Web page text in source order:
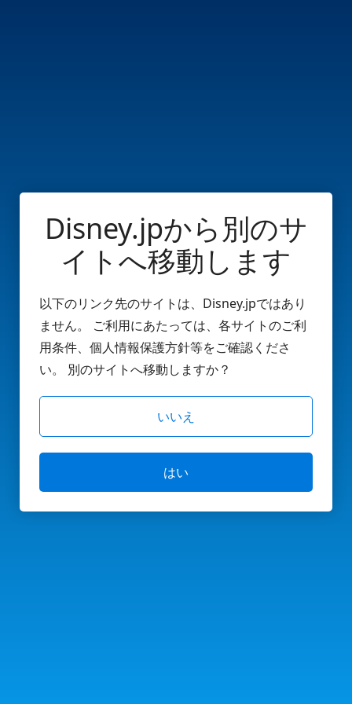
Disney.jpから別のサ
イトへ移動します
以下のリンク先のサイトは、Disney.jpではあり
ません。 ご利用にあたっては、各サイトのご利
用条件、個人情報保護方針等をご確認くださ
い。 別のサイトへ移動しますか？
いいえ
はい